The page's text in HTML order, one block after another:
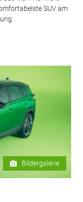
SUV am
Bildergalerie